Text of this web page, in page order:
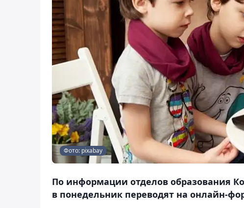
Фото: pixabay
По информации отделов образования
в понедельник переводят на онлайн-